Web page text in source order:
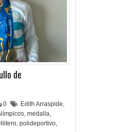
de
0 Edith Arraspide,
, medalla,
, polideportivo,